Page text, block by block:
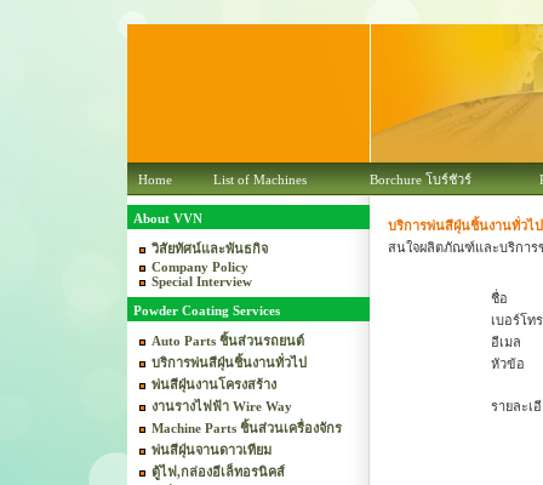
Home List of Machines Borchure โบร์ชัวร์
About VVN
วิสัยทัศน์และพันธกิจ
Company Policy
Special Interview
Powder Coating Services
Auto Parts ชิ้นส่วนรถยนต์
บริการพ่นสีฝุ่นชิ้นงานทั่วไป
พ่นสีฝุ่นงานโครงสร้าง
งานรางไฟฟ้า Wire Way
Machine Parts ชิ้นส่วนเครื่องจักร
พ่นสีฝุ่นจานดาวเทียม
ตู้ไฟ,กล่องอีเล็ทอรนิคส์
บริการพ่นสีฝุ่นชิ้นงานทั่วไป
สนใจผลิตภัณฑ์และบริการ
ชื่อ
เบอร์โท
อีเมล
หัวข้อ
รายละเ